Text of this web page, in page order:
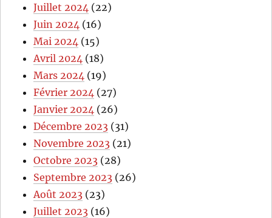
Juillet 2024 (22)
Juin 2024 (16)
Mai 2024 (15)
Avril 2024 (18)
Mars 2024 (19)
Février 2024 (27)
Janvier 2024 (26)
Décembre 2023 (31)
Novembre 2023 (21)
Octobre 2023 (28)
Septembre 2023 (26)
Août 2023 (23)
Juillet 2023 (16)